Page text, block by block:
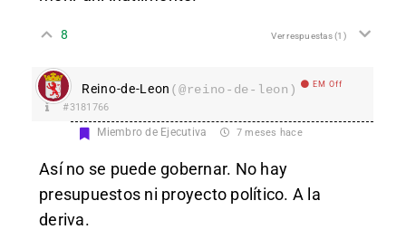
8 Ver respuestas(1)
Reino-de-Leon (@reino-de-leon) EM Off
#3181766
Miembro de Ejecutiva 7 meses hace
Así no se puede gobernar. No hay
presupuestos ni proyecto político. A la
deriva.